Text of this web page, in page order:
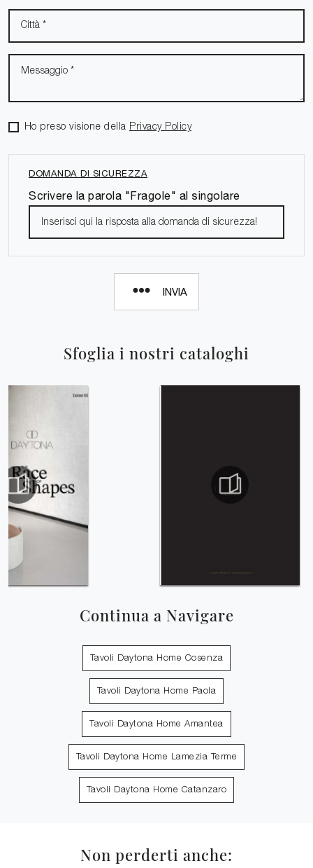
Sfoglia i nostri cataloghi
Continua a Navigare
Tavoli Daytona Home Cosenza
Tavoli Daytona Home Paola
Tavoli Daytona Home Amantea
Tavoli Daytona Home Lamezia Terme
Tavoli Daytona Home Catanzaro
Ho preso visione della Privacy Policy
DOMANDA DI SICUREZZA
Scrivere la parola "Fragole" al singolare
INVIA
Non perderti anche: